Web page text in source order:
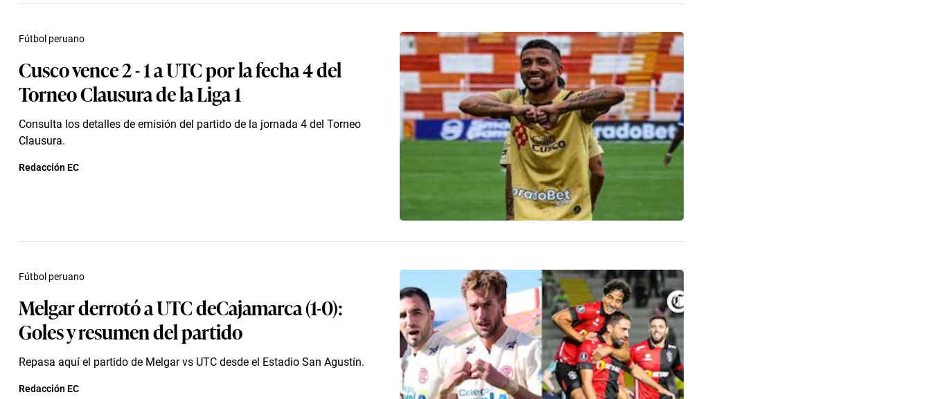
Cusco vence 2 - 1 a UTC por la fecha 4 del
Torneo Clausura de la Liga 1
Consulta los detalles de emisión del partido de la jornada 4 del Torneo
Clausura.
Fútbol peruano
Redacción EC
Melgar derrotó a UTC deCajamarca (1-0):
Goles y resumen del partido
Repasa aquí el partido de Melgar vs UTC desde el Estadio San Agustín.
Fútbol peruano
Redacción EC